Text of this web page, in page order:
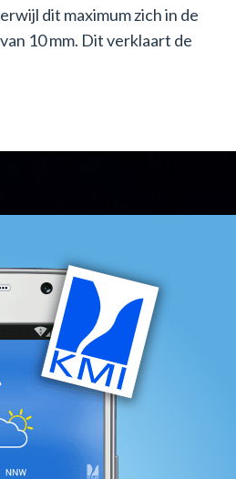
dit maximum zich in de
10 mm. Dit verklaart de